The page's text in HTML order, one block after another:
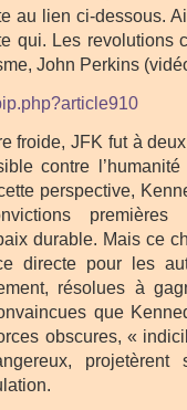
au lien ci-dessous.
qui. Les revolutions
John Perkins
froide, JFK fut à
contre
perspective,
premières
durable. Mais ce
directe pour les
résolues à
que
obscures, «